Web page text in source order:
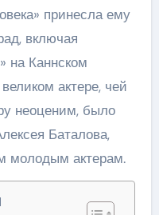
принесла ему
включая
на Каннском
актере, чей
неоценим, было
Баталова,
молодым актерам.